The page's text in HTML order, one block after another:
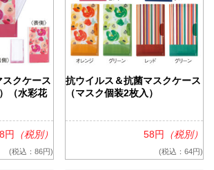
クケース
（水彩花
円 （税別）
(税込：86円)
抗ウイルス＆抗菌マスクケース
（マスク個装2枚入）
58円 （税別）
(税込：64円)